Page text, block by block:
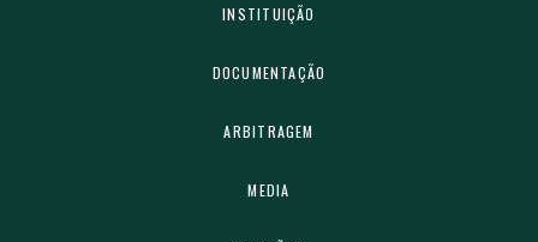
INSTITUIÇÃO
DOCUMENTAÇÃO
ARBITRAGEM
MEDIA